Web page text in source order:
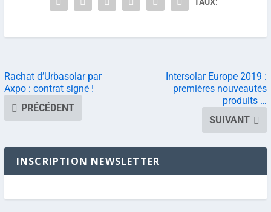
TAUX:
Rachat d’Urbasolar par
Axpo : contrat signé !
PRÉCÉDENT
Intersolar Europe 2019 :
premières nouveautés
produits …
SUIVANT
INSCRIPTION NEWSLETTER